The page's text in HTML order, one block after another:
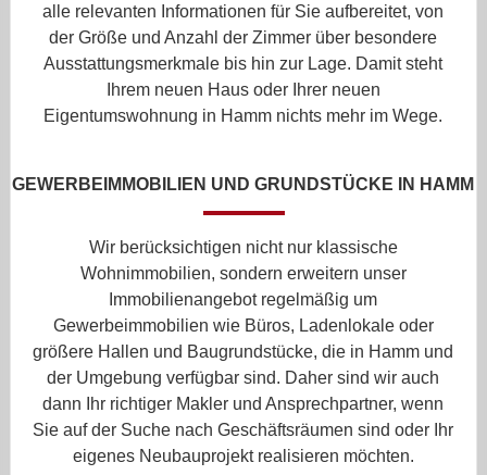
alle relevanten Informationen für Sie aufbereitet, von
der Größe und Anzahl der Zimmer über besondere
Ausstattungsmerkmale bis hin zur Lage. Damit steht
Ihrem neuen Haus oder Ihrer neuen
Eigentumswohnung in Hamm nichts mehr im Wege.
GEWERBEIMMOBILIEN UND GRUNDSTÜCKE IN HAMM
Wir berücksichtigen nicht nur klassische
Wohnimmobilien, sondern erweitern unser
Immobilienangebot regelmäßig um
Gewerbeimmobilien wie Büros, Ladenlokale oder
größere Hallen und Baugrundstücke, die in Hamm und
der Umgebung verfügbar sind. Daher sind wir auch
dann Ihr richtiger Makler und Ansprechpartner, wenn
Sie auf der Suche nach Geschäftsräumen sind oder Ihr
eigenes Neubauprojekt realisieren möchten.